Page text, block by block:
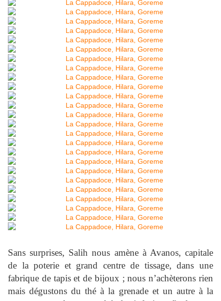
Sans surprises, Salih nous amène à Avanos, capitale
de la poterie et grand centre de tissage, dans une
fabrique de tapis et de bijoux ; nous n’achèterons rien
mais dégustons du thé à la grenade et un autre à la